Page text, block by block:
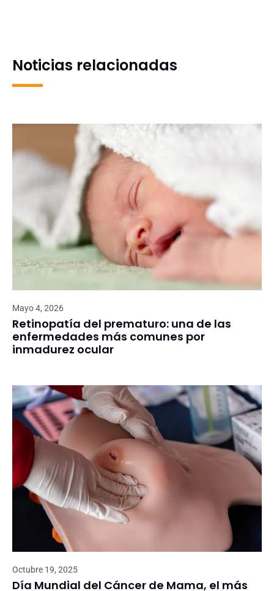
Noticias relacionadas
Mayo 4, 2026
Retinopatía del prematuro: una de las
enfermedades más comunes por
inmadurez ocular
Octubre 19, 2025
Día Mundial del Cáncer de Mama, el más